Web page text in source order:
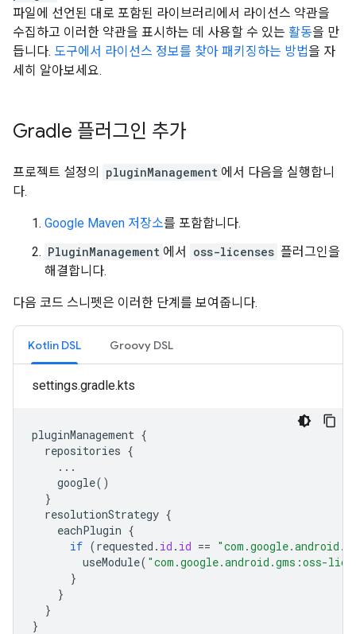
파일에 선언된 대로 포함된 라이브러리에서 라이선스 약관을
수집하고 이러한 약관을 표시하는 데 사용할 수 있는 활동을 만
듭니다. 도구에서 라이선스 정보를 찾아 패키징하는 방법을 자
세히 알아보세요.
Gradle 플러그인 추가
프로젝트 설정의 pluginManagement 에서 다음을 실행합니
다.
Google Maven 저장소를 포함합니다.
PluginManagement 에서 oss-licenses 플러그인을
해결합니다.
다음 코드 스니펫은 이러한 단계를 보여줍니다.
Kotlin DSL Groovy DSL
settings.gradle.kts
pluginManagement {
repositories {
...
google()
}
resolutionStrategy {
eachPlugin {
if (requested . id . id ==
useModule( "com.google.android.gms:oss-
}
}
}
}